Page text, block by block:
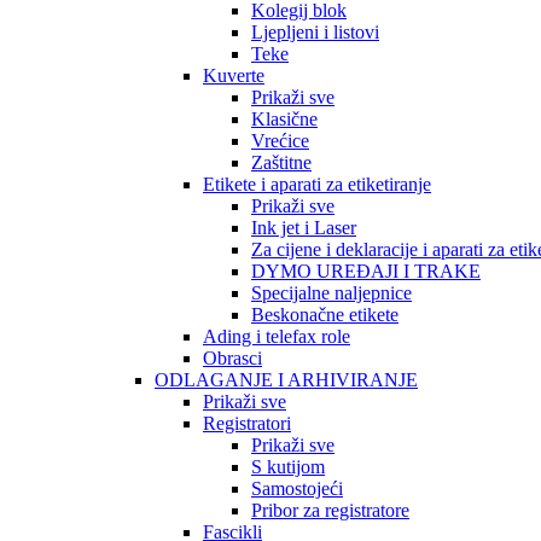
Kolegij blok
Ljepljeni i listovi
Teke
Kuverte
Prikaži sve
Klasične
Vrećice
Zaštitne
Etikete i aparati za etiketiranje
Prikaži sve
Ink jet i Laser
Za cijene i deklaracije i aparati za
DYMO UREĐAJI I TRAKE
Specijalne naljepnice
Beskonačne etikete
Ading i telefax role
Obrasci
ODLAGANJE I ARHIVIRANJE
Prikaži sve
Registratori
Prikaži sve
S kutijom
Samostojeći
Pribor za registratore
Fascikli